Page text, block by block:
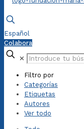
Español
Colabora
✕
Filtro por
Categorías
Etiquetas
Autores
Ver todo